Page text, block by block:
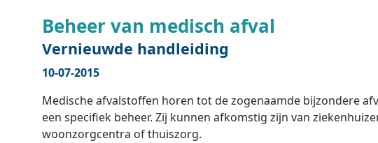
Beheer van medisch afval
Vernieuwde handleiding
10-07-2015
Medische afvalstoffen horen tot de zogenaamde bijzondere
een specifiek beheer. Zij kunnen afkomstig zijn van
woonzorgcentra of thuiszorg.